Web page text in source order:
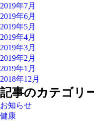
2019年7月
2019年6月
2019年5月
2019年4月
2019年3月
2019年2月
2019年1月
2018年12月
記事のカテゴリ
お知らせ
健康